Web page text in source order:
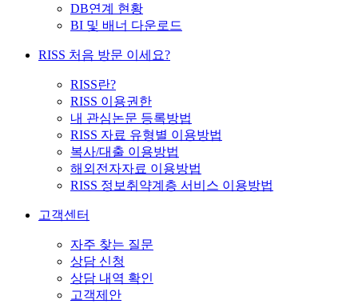
DB연계 현황
BI 및 배너 다운로드
RISS 처음 방문 이세요?
RISS란?
RISS 이용권한
내 관심논문 등록방법
RISS 자료 유형별 이용방법
복사/대출 이용방법
해외전자자료 이용방법
RISS 정보취약계층 서비스 이용방법
고객센터
자주 찾는 질문
상담 신청
상담 내역 확인
고객제안